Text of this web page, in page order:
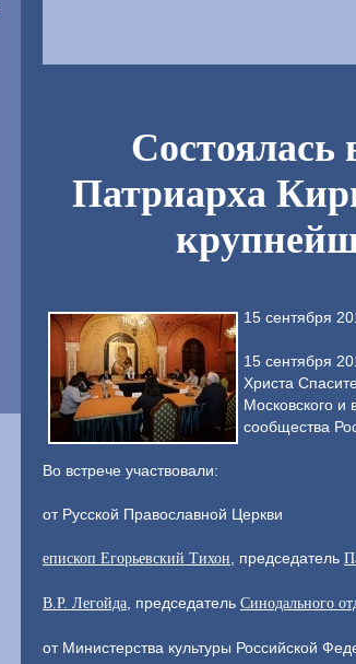
Состоялась
Патриарха
15 сентября
15 сентября
Христа
Московского и
сообщества
Во встрече участвовали:
от Русской Православной Церкви
епископ Егорьевский Тихон , председатель
В.Р. Легойда , председатель Синодального
от Министерства культуры Российской